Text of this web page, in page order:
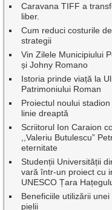
Caravana TIFF a
liber.
Cum reduci costurile
strategii
Vin Zilele Municipiului
și Johny Romano
Istoria prinde viață la
Patrimoniului Roman
Proiectul noului
linie dreaptă
Scriitorul Ion Caraion
,,Valeriu Butulescu”
eternitate
Studenții Universității
vară într-un proiect cu
UNESCO Țara
Beneficiile utilizării
pielii